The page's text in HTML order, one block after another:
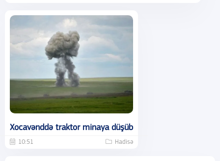
Xocavənddə traktor minaya düşüb
10:51 Hadisə